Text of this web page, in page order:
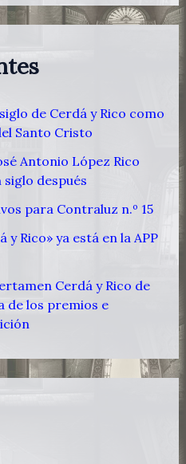
de Cerdá y Rico como
Santo Cristo
Antonio López Rico
siglo después
para Contraluz n.º 15
y Rico» ya está en la APP
Cerdá y Rico de
los premios e